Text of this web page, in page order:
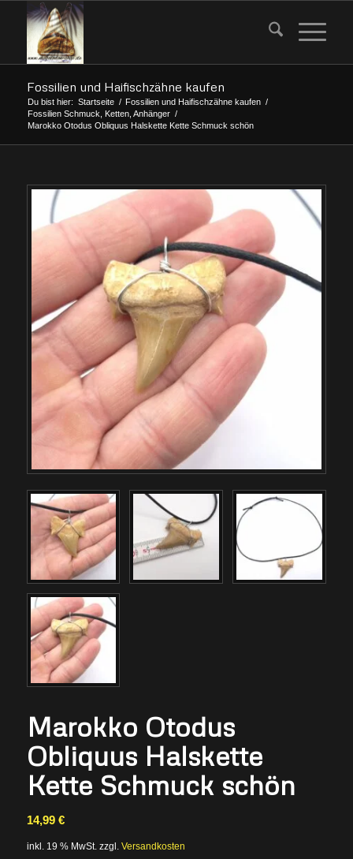
Fossilien und Haifischzähne kaufen
Du bist hier: Startseite / Fossilien und Haifischzähne kaufen /
Fossilien Schmuck, Ketten, Anhänger /
Marokko Otodus Obliquus Halskette Kette Schmuck schön
Marokko Otodus
Obliquus Halskette
Kette Schmuck schön
14,99 €
inkl. 19 % MwSt. zzgl. Versandkosten